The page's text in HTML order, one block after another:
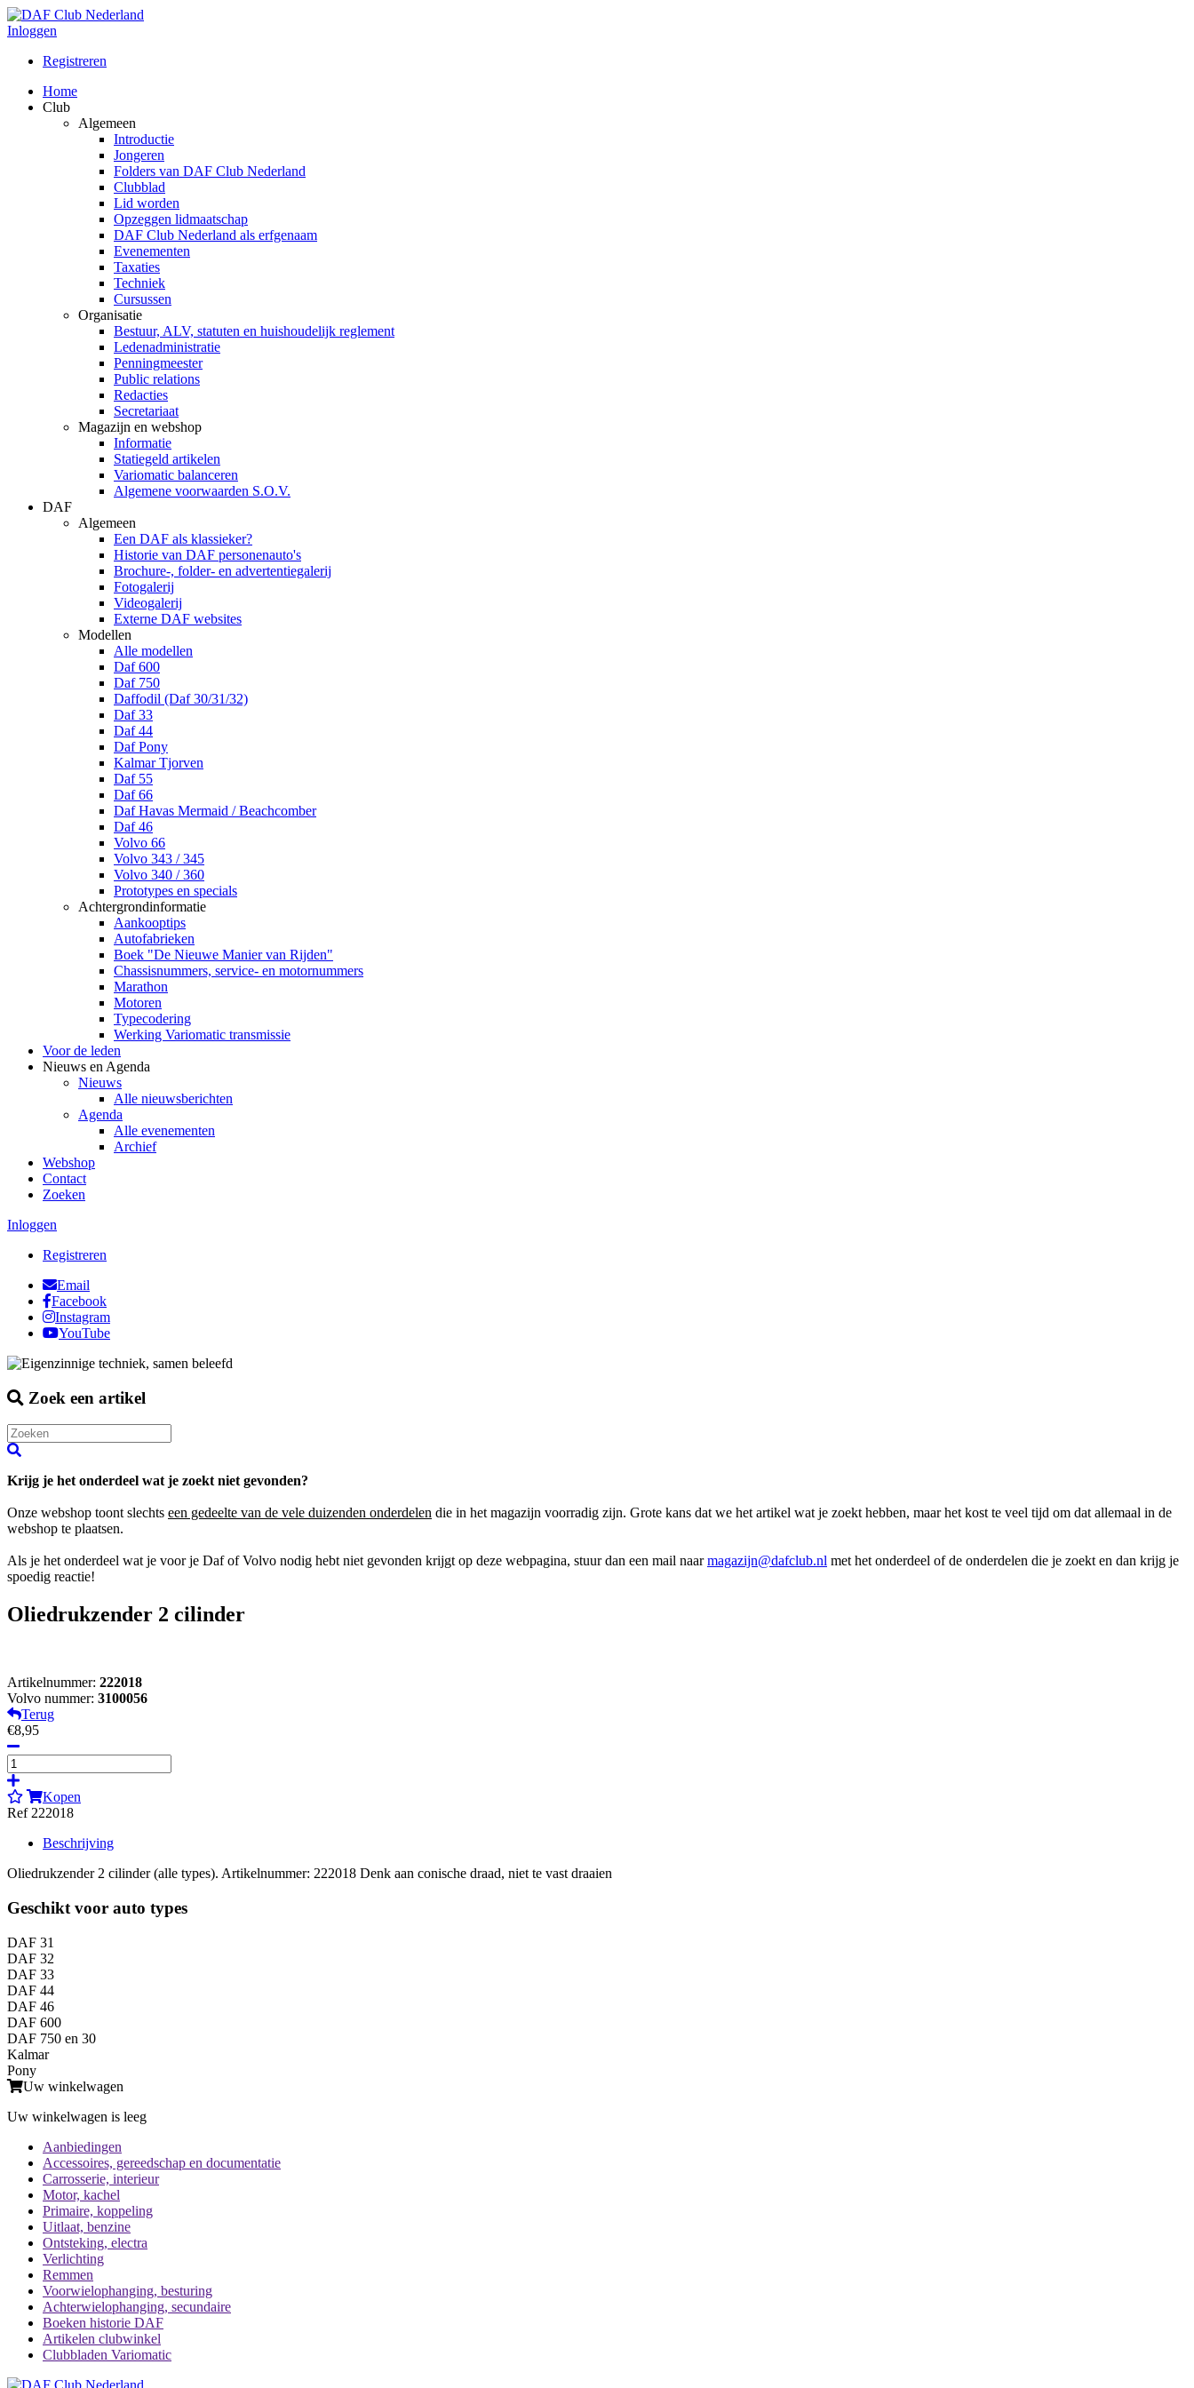
Inloggen
Registreren
Home
Club
Algemeen
Introductie
Jongeren
Folders van DAF Club Nederland
Clubblad
Lid worden
Opzeggen lidmaatschap
DAF Club Nederland als erfgenaam
Evenementen
Taxaties
Techniek
Cursussen
Organisatie
Bestuur, ALV, statuten en huishoudelijk reglement
Ledenadministratie
Penningmeester
Public relations
Redacties
Secretariaat
Magazijn en webshop
Informatie
Statiegeld artikelen
Variomatic balanceren
Algemene voorwaarden S.O.V.
DAF
Algemeen
Een DAF als klassieker?
Historie van DAF personenauto's
Brochure-, folder- en advertentiegalerij
Fotogalerij
Videogalerij
Externe DAF websites
Modellen
Alle modellen
Daf 600
Daf 750
Daffodil (Daf 30/31/32)
Daf 33
Daf 44
Daf Pony
Kalmar Tjorven
Daf 55
Daf 66
Daf Havas Mermaid / Beachcomber
Daf 46
Volvo 66
Volvo 343 / 345
Volvo 340 / 360
Prototypes en specials
Achtergrondinformatie
Aankooptips
Autofabrieken
Boek "De Nieuwe Manier van Rijden"
Chassisnummers, service- en motornummers
Marathon
Motoren
Typecodering
Werking Variomatic transmissie
Voor de leden
Nieuws en Agenda
Nieuws
Alle nieuwsberichten
Agenda
Alle evenementen
Archief
Webshop
Contact
Zoeken
Inloggen
Registreren
Email
Facebook
Instagram
YouTube
Zoek een artikel
Krijg je het onderdeel wat je zoekt niet gevonden?
Onze webshop toont slechts een gedeelte van de vele duizenden onderdelen die in het magazijn voorradig zijn. Grote kans dat we het artikel wat je zoekt hebben, maar het kost te veel tijd om dat allemaal in de
webshop te plaatsen.
Als je het onderdeel wat je voor je Daf of Volvo nodig hebt niet gevonden krijgt op deze webpagina, stuur dan een mail naarmagazijn@dafclub.nl met het onderdeel of de onderdelen die je zoekt en dan krijg je
spoedig reactie!
Oliedrukzender 2 cilinder
Artikelnummer: 222018
Volvo nummer: 3100056
Terug
€8,95
Kopen
Ref 222018
Beschrijving
Oliedrukzender 2 cilinder (alle types). Artikelnummer: 222018 Denk aan conische draad, niet te vast draaien
Geschikt voor auto types
DAF 31
DAF 32
DAF 33
DAF 44
DAF 46
DAF 600
DAF 750 en 30
Kalmar
Pony
Uw winkelwagen
Uw winkelwagen is leeg
Aanbiedingen
Accessoires, gereedschap en documentatie
Carrosserie, interieur
Motor, kachel
Primaire, koppeling
Uitlaat, benzine
Ontsteking, electra
Verlichting
Remmen
Voorwielophanging, besturing
Achterwielophanging, secundaire
Boeken historie DAF
Artikelen clubwinkel
Clubbladen Variomatic